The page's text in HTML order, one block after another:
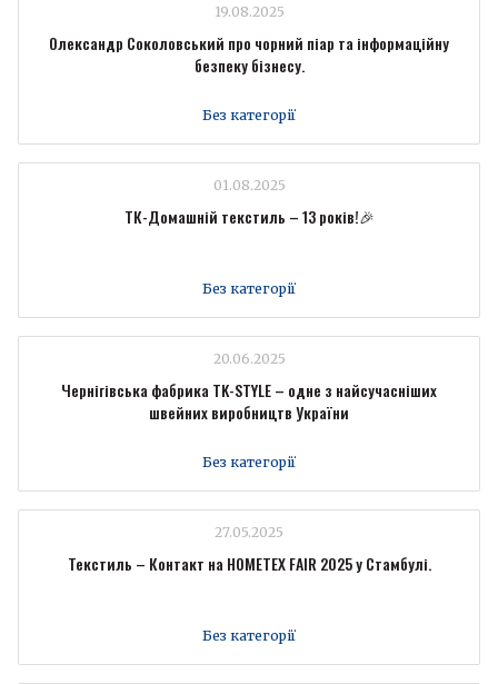
19.08.2025
Олександр Соколовський про чорний піар та інформаційну
безпеку бізнесу.
Без категорії
01.08.2025
ТК-Домашній текстиль – 13 років!🎉
Без категорії
20.06.2025
Чернігівська фабрика TK-STYLE – одне з найсучасніших
швейних виробництв України
Без категорії
27.05.2025
Текстиль – Контакт на HOMETEX FAIR 2025 у Стамбулі.
Без категорії